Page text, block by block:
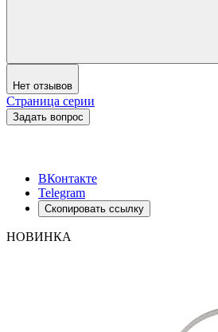
Нет отзывов
Страница серии
Задать вопрос
ВКонтакте
Telegram
Скопировать ссылку
НОВИНКА